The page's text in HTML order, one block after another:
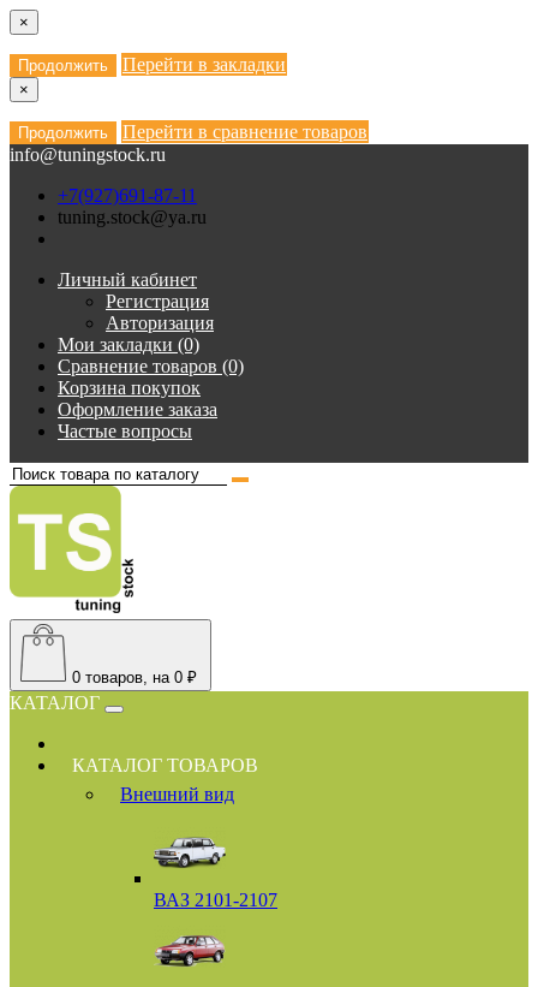
×
Продолжить Перейти в закладки
×
Продолжить
Перейти в сравнение товаров
info@tuningstock.ru
+7(927)691-87-11
tuning.stock@ya.ru
Личный кабинет
Регистрация
Авторизация
Мои закладки (0)
Сравнение товаров (0)
Корзина покупок
Оформление заказа
Частые вопросы
0 товаров, на 0 ₽
КАТАЛОГ
КАТАЛОГ ТОВАРОВ
Внешний вид
ВАЗ 2101-2107